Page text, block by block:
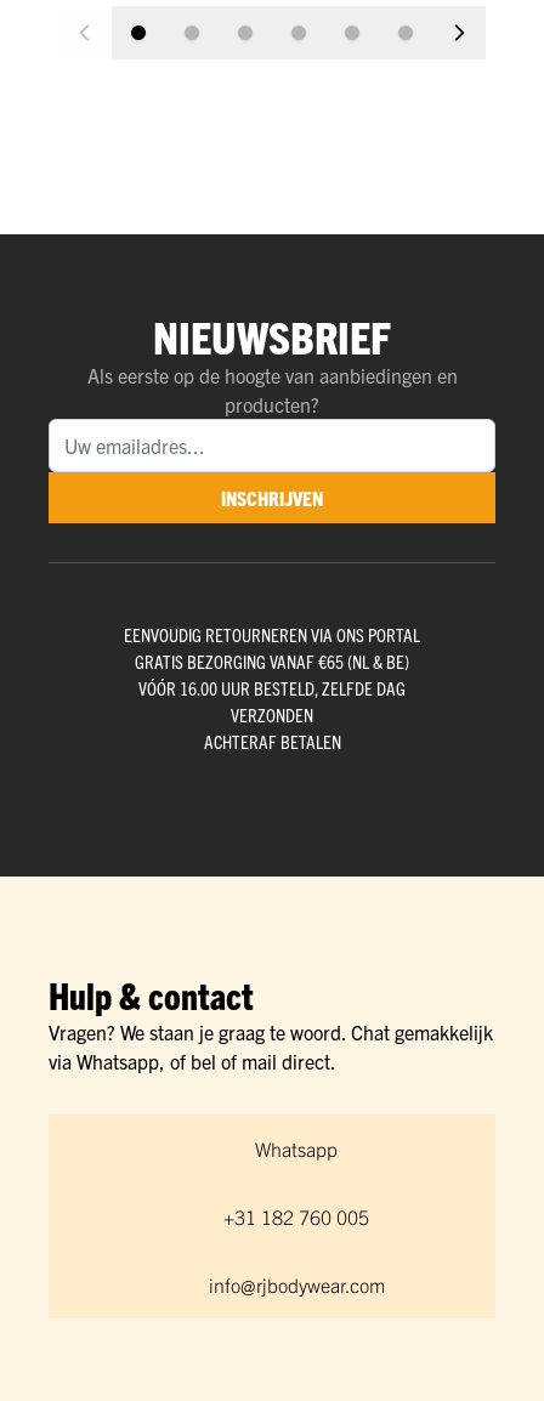
NIEUWSBRIEF
Als eerste op de hoogte van aanbiedingen en
producten?
INSCHRIJVEN
EENVOUDIG RETOURNEREN VIA ONS PORTAL
GRATIS BEZORGING VANAF €65 (NL & BE)
VÓÓR 16.00 UUR BESTELD, ZELFDE DAG
VERZONDEN
ACHTERAF BETALEN
Hulp & contact
Vragen? We staan je graag te woord. Chat gemakkelijk
via Whatsapp, of bel of mail direct.
Whatsapp
+31 182 760 005
info@rjbodywear.com